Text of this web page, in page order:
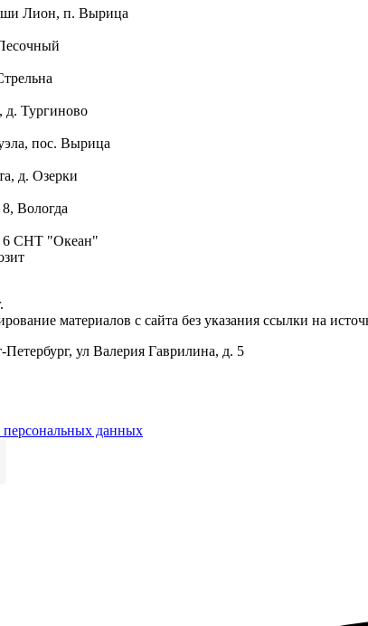
Лион, п. Вырица
д. Тургиново
пос. Вырица
д. Озерки
Вологда
6 СНТ "Океан"
материалов с сайта без указания ссылки на
Петербург, ул Валерия Гаврилина, д. 5
данных